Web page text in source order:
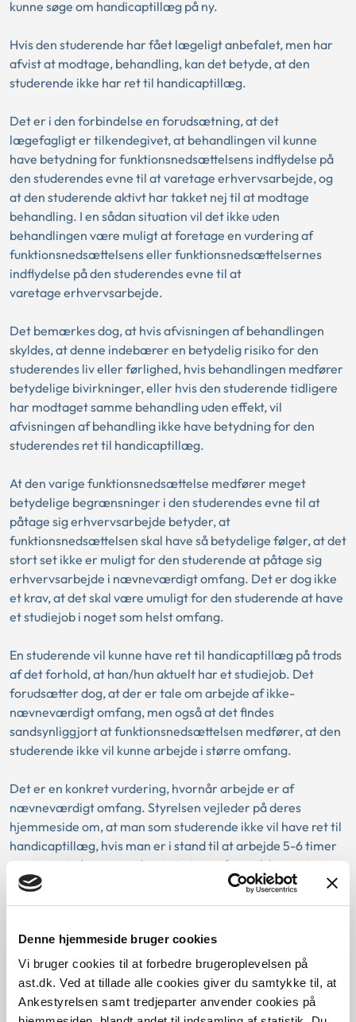
Denne hjemmeside bruger cookies
Vi bruger cookies til at forbedre brugeroplevelsen på
ast.dk. Ved at tillade alle cookies giver du samtykke til, at
Ankestyrelsen samt tredjeparter anvender cookies på
kunne søge om handicaptillæg på ny.
Hvis den studerende har fået lægeligt anbefalet, men har
afvist at modtage, behandling, kan det betyde, at den
studerende ikke har ret til handicaptillæg.
Det er i den forbindelse en forudsætning, at det
lægefagligt er tilkendegivet, at behandlingen vil kunne
have betydning for funktionsnedsættelsens indflydelse på
den studerendes evne til at varetage erhvervsarbejde, og
at den studerende aktivt har takket nej til at modtage
behandling. I en sådan situation vil det ikke uden
behandlingen være muligt at foretage en vurdering af
funktionsnedsættelsens eller funktionsnedsættelsernes
indflydelse på den studerendes evne til at
varetage erhvervsarbejde.
Det bemærkes dog, at hvis afvisningen af behandlingen
skyldes, at denne indebærer en betydelig risiko for den
studerendes liv eller førlighed, hvis behandlingen medfører
betydelige bivirkninger, eller hvis den studerende tidligere
har modtaget samme behandling uden effekt, vil
afvisningen af behandling ikke have betydning for den
studerendes ret til handicaptillæg.
At den varige funktionsnedsættelse medfører meget
betydelige begrænsninger i den studerendes evne til at
påtage sig erhvervsarbejde betyder, at
funktionsnedsættelsen skal have så betydelige følger, at det
stort set ikke er muligt for den studerende at påtage sig
erhvervsarbejde i nævneværdigt omfang. Det er dog ikke
et krav, at det skal være umuligt for den studerende at have
et studiejob i noget som helst omfang.
En studerende vil kunne have ret til handicaptillæg på trods
af det forhold, at han/hun aktuelt har et studiejob. Det
forudsætter dog, at der er tale om arbejde af ikke-
nævneværdigt omfang, men også at det findes
sandsynliggjort at funktionsnedsættelsen medfører, at den
studerende ikke vil kunne arbejde i større omfang.
Det er en konkret vurdering, hvornår arbejde er af
nævneværdigt omfang. Styrelsen vejleder på deres
hjemmeside om, at man som studerende ikke vil have ret til
handicaptillæg, hvis man er i stand til at arbejde 5-6 timer
om ugen. Ankenævnet har i et vist omfang tilsluttet sig
styrelsens praksis.
weekenderne eller fuld tid i længere ferier. Det er en
forudsætning for, at den studerende kan henvises til alene
at arbejde på fuld tid i længere ferier, at der på det
relevante studie er længere ferier.